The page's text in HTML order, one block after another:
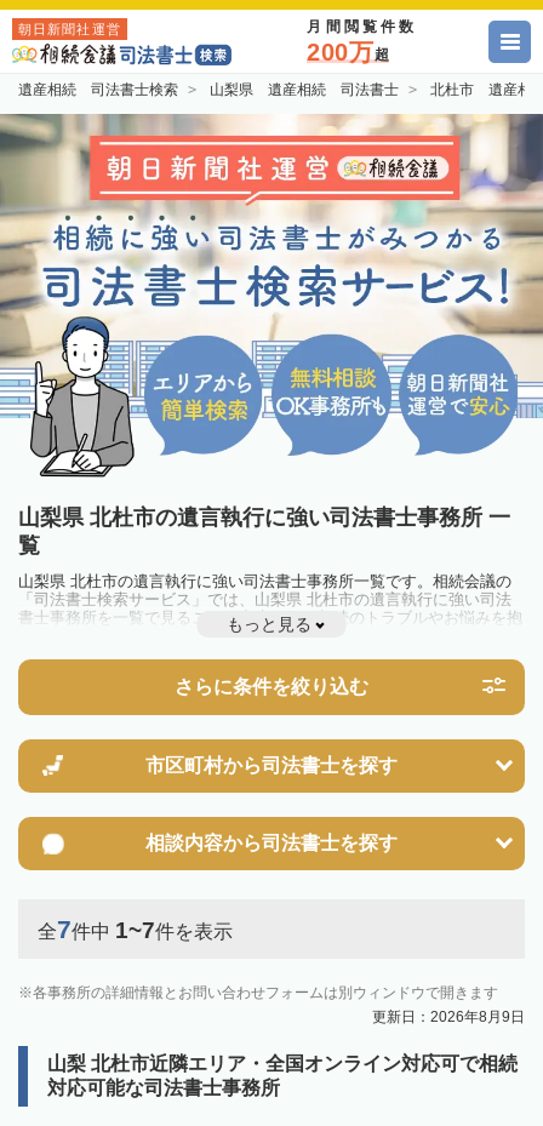
朝日新聞社運営 月間閲覧件数
200万超
遺産相続 司法書士検索 山梨県 遺産相続 司法書士 北杜市 遺産相
山梨県 北杜市の遺言執行に強い司法書士事務所 一
覧
山梨県 北杜市の遺言執行に強い司法書士事務所一覧です。相続会議の
「司法書士検索サービス」では、山梨県 北杜市の遺言執行に強い司法
書士事務所を一覧で見ることが出来ます。相続のトラブルやお悩みを抱
えている方は一度近隣の司法書士に相談してみましょう。
もっと見る
さらに条件を絞り込む
市区町村から司法書士を探す
相談内容から司法書士を探す
全7件中 1~7件を表示
各事務所の詳細情報とお問い合わせフォームは別ウィンドウで開きます
更新日：2026年8月9日
山梨 北杜市近隣エリア・全国オンライン対応可で相続
対応可能な司法書士事務所